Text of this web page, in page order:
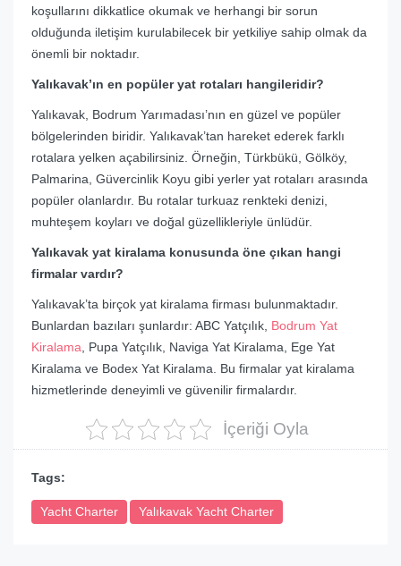
koşullarını dikkatlice okumak ve herhangi bir sorun
olduğunda iletişim kurulabilecek bir yetkiliye sahip olmak da
önemli bir noktadır.
Yalıkavak’ın en popüler yat rotaları hangileridir?
Yalıkavak, Bodrum Yarımadası’nın en güzel ve popüler
bölgelerinden biridir. Yalıkavak’tan hareket ederek farklı
rotalara yelken açabilirsiniz. Örneğin, Türkbükü, Gölköy,
Palmarina, Güvercinlik Koyu gibi yerler yat rotaları arasında
popüler olanlardır. Bu rotalar turkuaz renkteki denizi,
muhteşem koyları ve doğal güzellikleriyle ünlüdür.
Yalıkavak yat kiralama konusunda öne çıkan hangi
firmalar vardır?
Yalıkavak’ta birçok yat kiralama firması bulunmaktadır.
Bunlardan bazıları şunlardır: ABC Yatçılık, Bodrum Yat
Kiralama , Pupa Yatçılık, Naviga Yat Kiralama, Ege Yat
Kiralama ve Bodex Yat Kiralama. Bu firmalar yat kiralama
hizmetlerinde deneyimli ve güvenilir firmalardır.
İçeriği Oyla
Tags:
Yacht Charter Yalıkavak Yacht Charter